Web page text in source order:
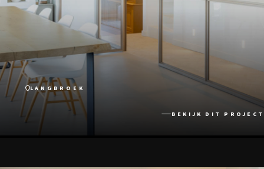
LANGBROEK
BEKIJK DIT PROJECT